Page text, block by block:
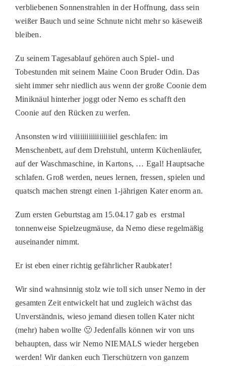
verbliebenen Sonnenstrahlen in der Hoffnung, dass sein
weißer Bauch und seine Schnute nicht mehr so käseweiß
bleiben.
Zu seinem Tagesablauf gehören auch Spiel- und
Tobestunden mit seinem Maine Coon Bruder Odin. Das
sieht immer sehr niedlich aus wenn der große Coonie dem
Miniknäul hinterher joggt oder Nemo es schafft den
Coonie auf den Rücken zu werfen.
Ansonsten wird viiiiiiiiiiiiiiiiiiel geschlafen: im
Menschenbett, auf dem Drehstuhl, unterm Küchenläufer,
auf der Waschmaschine, in Kartons, … Egal! Hauptsache
schlafen. Groß werden, neues lernen, fressen, spielen und
quatsch machen strengt einen 1-jährigen Kater enorm an.
Zum ersten Geburtstag am 15.04.17 gab es erstmal
tonnenweise Spielzeugmäuse, da Nemo diese regelmäßig
auseinander nimmt.
Er ist eben einer richtig gefährlicher Raubkater!
Wir sind wahnsinnig stolz wie toll sich unser Nemo in der
gesamten Zeit entwickelt hat und zugleich wächst das
Unverständnis, wieso jemand diesen tollen Kater nicht
(mehr) haben wollte 🙁 Jedenfalls können wir von uns
behaupten, dass wir Nemo NIEMALS wieder hergeben
werden! Wir danken euch Tierschützern von ganzem